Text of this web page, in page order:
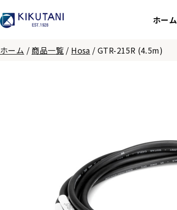
ホーム
ホーム / 商品一覧 / Hosa /GTR-215R (4.5m)